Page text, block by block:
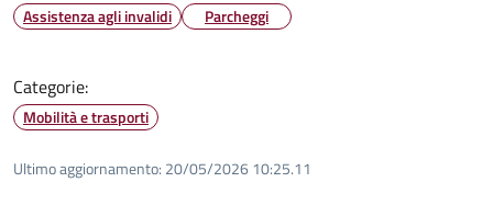
Assistenza agli invalidi Parcheggi
Categorie:
Mobilità e trasporti
Ultimo aggiornamento: 20/05/2026 10:25.11